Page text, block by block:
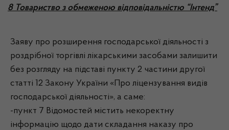
8 Товариство з обмеженою відповідальністю “Інтенд”
Заяву про розширення господарської діяльності з
роздрібної торгівлі лікарськими засобами залишити
без розгляду на підставі пункту 2 частини другої
статті 12 Закону України «Про ліцензування видів
господарської діяльності», а саме:
-пункт 7 Відомостей містить некоректну
інформацію щодо дати складання наказу про